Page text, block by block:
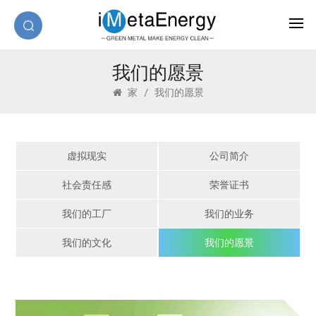
我们的愿景
家 / 我们的愿景
虚拟现实 公司简介
社会责任感 荣誉证书
我们的工厂 我们的业务
我们的文化 我们的愿景